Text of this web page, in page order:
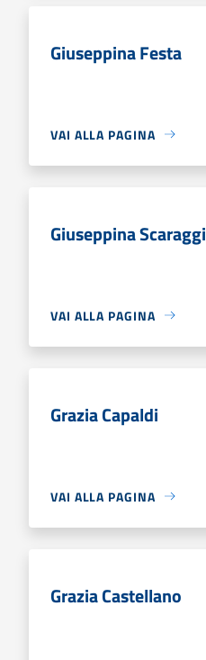
Giuseppina Festa
VAI ALLA PAGINA
Giuseppina Scaraggi
VAI ALLA PAGINA
Grazia Capaldi
VAI ALLA PAGINA
Grazia Castellano